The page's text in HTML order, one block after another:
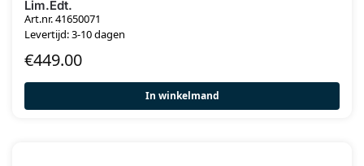
Lim.Edt.
Art.nr. 41650071
Levertijd: 3-10 dagen
€449.00
In winkelmand